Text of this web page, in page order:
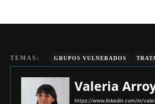
TEMAS: GRUPOS VULNERADOS
Valeria
https://www.linkedin.com/in/